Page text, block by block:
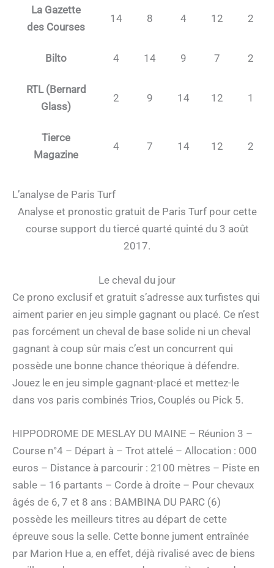
La Gazette
des Courses
14 8 4 12 2
Bilto 4 14 9 7 2
RTL (Bernard
Glass)
2 9 14 12 1
Tierce
Magazine
4 7 14 12 2
L’analyse de Paris Turf
Analyse et pronostic gratuit de Paris Turf pour cette
course support du tiercé quarté quinté du 3 août
2017.
Le cheval du jour
Ce prono exclusif et gratuit s’adresse aux turfistes qui
aiment parier en jeu simple gagnant ou placé. Ce n’est
pas forcément un cheval de base solide ni un cheval
gagnant à coup sûr mais c’est un concurrent qui
possède une bonne chance théorique à défendre.
Jouez le en jeu simple gagnant-placé et mettez-le
dans vos paris combinés Trios, Couplés ou Pick 5.
HIPPODROME DE MESLAY DU MAINE – Réunion 3 –
Course n°4 – Départ à – Trot attelé – Allocation : 000
euros – Distance à parcourir : 2100 mètres – Piste en
sable – 16 partants – Corde à droite – Pour chevaux
âgés de 6, 7 et 8 ans : BAMBINA DU PARC (6)
possède les meilleurs titres au départ de cette
épreuve sous la selle. Cette bonne jument entraînée
par Marion Hue a, en effet, déjà rivalisé avec de biens